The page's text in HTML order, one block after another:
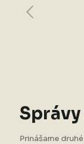
Správy
Prinášame